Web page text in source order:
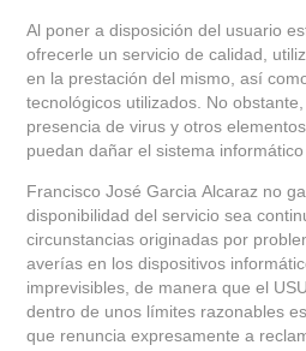
Al poner a disposición del usuario
ofrecerle un servicio de calidad,
en la prestación del mismo, así
tecnológicos utilizados. No
presencia de virus y otros
puedan dañar el sistema informático
Francisco José Garcia Alcaraz no
disponibilidad del servicio sea
circunstancias originadas por
averías en los dispositivos
imprevisibles, de manera que el
dentro de unos límites razonables
que renuncia expresamente a